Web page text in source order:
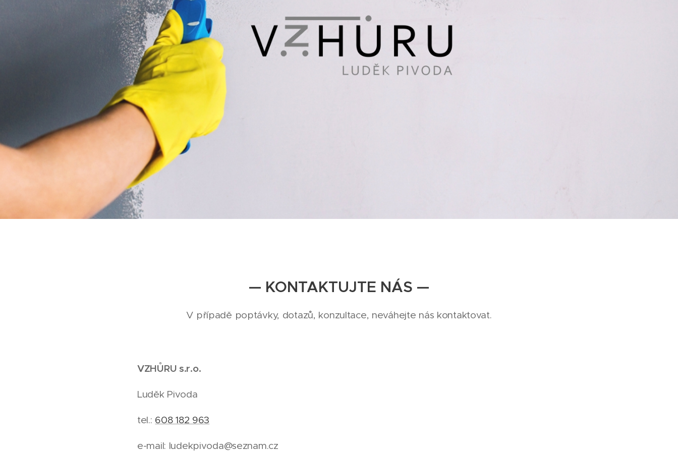
— KONTAKTUJTE NÁS —
V případě poptávky, dotazů, konzultace, neváhejte nás kontaktovat.
VZHŮRU s.r.o.
Luděk Pivoda
tel.: 608 182 963
e-mail: ludekpivoda@seznam.cz